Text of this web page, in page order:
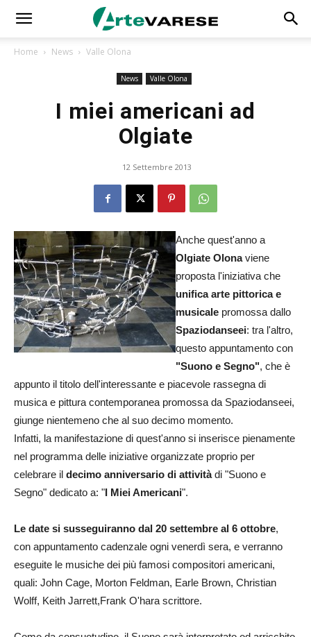
Home News Valle Olona
News Valle Olona
I miei americani ad
Olgiate
12 Settembre 2013
Anche quest'anno a
Olgiate Olonaviene
proposta l'iniziativa che
unifica arte pittorica e
musicale promossa dallo
Spaziodanseei: tra l'altro,
questo appuntamento con
"Suono e Segno", che è
appunto il titolo dell'interessante e piacevole rassegna di
musica e pittura contemporanea promossa da Spaziodanseei,
giunge nientemeno che al suo decimo momento.
Infatti, la manifestazione di quest'anno si inserisce pienamente
nel programma delle iniziative organizzate proprio per
celebrare il decimo anniversario di attivitàdi "Suono e
Segno" dedicato a: "I Miei Americani".
Le date si susseguiranno dal 20 settembre al 6 ottobre,
con appuntamento cadenzale ogni venerdì sera, e verranno
eseguite le musiche dei più famosi compositori americani,
quali: John Cage, Morton Feldman, Earle Brown, Christian
Wolff, Keith Jarrett,Frank O'hara scrittore.